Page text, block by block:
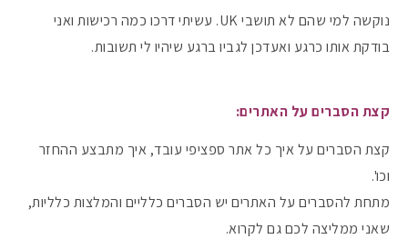
נוקשה למי שהם לא תושבי UK. עשיתי דרכו כמה רכישות ואני
בודקת אותו כרגע ואעדכן לגביו ברגע שיהיו לי תשובות.
קצת הסברים על האתרים:
קצת הסברים על איך כל אתר ספציפי עובד, איך מתבצע ההחזר
וכו'.
מתחת להסברים על האתרים יש הסברים כלליים והמלצות כלליות,
שאני ממליצה לכם גם לקרוא.